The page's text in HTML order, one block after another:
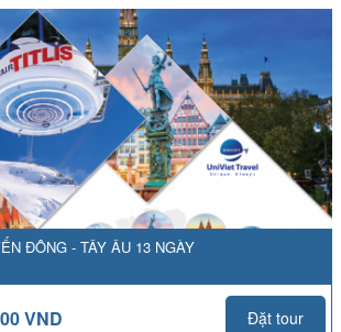
ĐÔNG - TÂY ÂU 13 NGÀY
VND Đặt tour